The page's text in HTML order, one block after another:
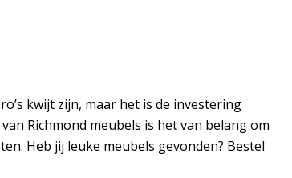
kwijt zijn, maar het is de investering
Richmond meubels is het van belang om
Heb jij leuke meubels gevonden? Bestel